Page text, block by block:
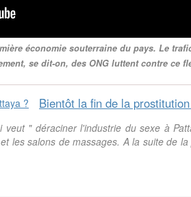
économie souterraine du pays. Le
se dit-on, des ONG luttent contre ce
" déraciner l'industrie du sexe à
les salons de massages. A la suite de